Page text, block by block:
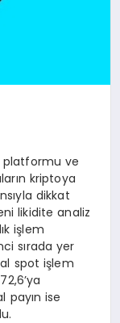
platformu ve
kriptoya
dikkat
likidite analiz
işlem
sırada yer
spot işlem
payın ise